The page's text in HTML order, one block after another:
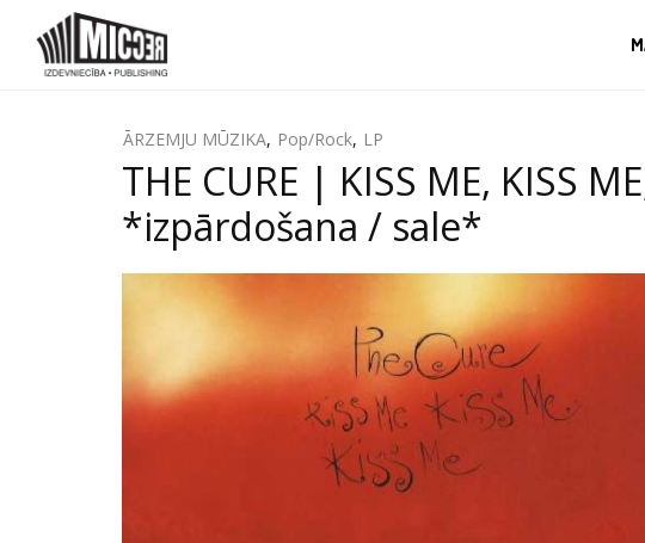
ĀRZEMJU MŪZIKA, Pop/Rock, LP
THE CURE | KISS ME, KISS
*izpārdošana / sale*